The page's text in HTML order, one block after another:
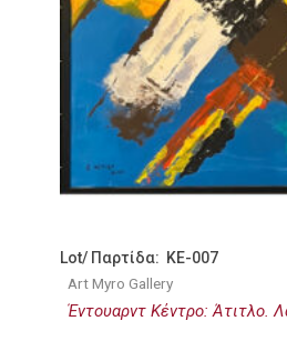
Lot/ Παρτίδα: KE-007
Art Myro Gallery
Έντουαρντ Κέντρο: Άτιτλο.